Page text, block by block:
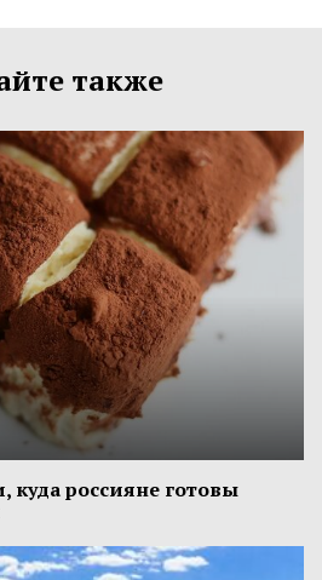
также
куда россияне готовы